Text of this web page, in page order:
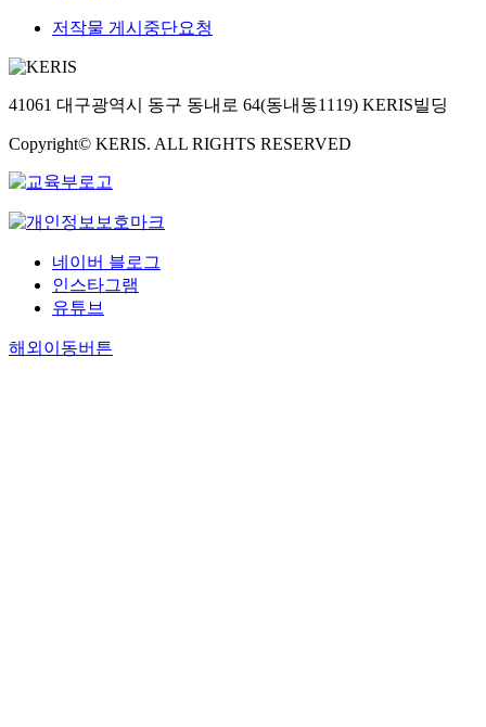
저작물 게시중단요청
41061 대구광역시 동구 동내로 64(동내동1119) KERIS빌딩
Copyright© KERIS. ALL RIGHTS RESERVED
네이버 블로그
인스타그램
유튜브
해외이동버튼